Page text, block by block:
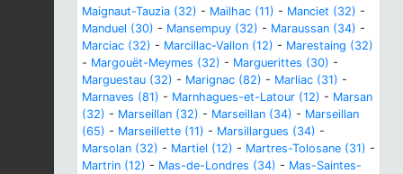
Maignaut-Tauzia (32) - Mailhac (11) - Manciet (32) -
Manduel (30) - Mansempuy (32) - Maraussan (34) -
Marciac (32) - Marcillac-Vallon (12) - Marestaing (32)
- Margouët-Meymes (32) - Marguerittes (30) -
Marguestau (32) - Marignac (82) - Marliac (31) -
Marnaves (81) - Marnhagues-et-Latour (12) - Marsan
(32) - Marseillan (32) - Marseillan (34) - Marseillan
(65) - Marseillette (11) - Marsillargues (34) -
Marsolan (32) - Martiel (12) - Martres-Tolosane (31) -
Martrin (12) - Mas-de-Londres (34) - Mas-Saintes-